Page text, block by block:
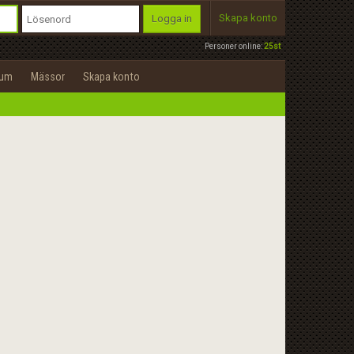
Personer online:25st
Logga in Skapa konto
Mässor Skapa konto